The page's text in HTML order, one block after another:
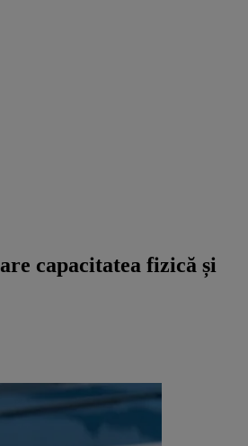
capacitatea fizică și